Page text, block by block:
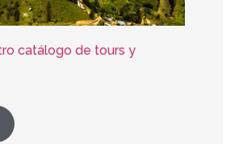
catálogo de tours y